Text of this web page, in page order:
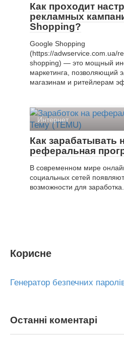
Как проходит
рекламных
Shopping?
Google Shopping
(https://adwservice.com.ua/
shopping) — это мощный
маркетинга, позволяющий
магазинам и ритейлерам
Интернет
Как зарабатывать
реферальная
В современном мире
социальных сетей
возможности для
Корисне
Генератор безпечних
Останні коментарі